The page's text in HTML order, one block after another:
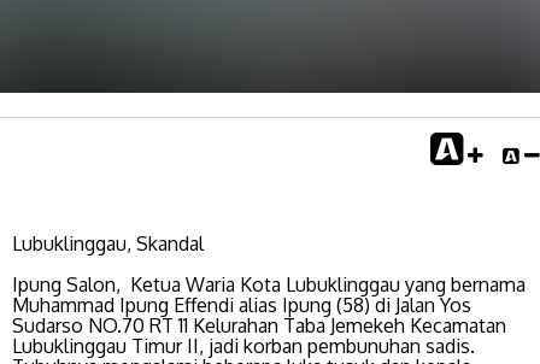
Lubuklinggau, Skandal
Ipung Salon, Ketua Waria Kota Lubuklinggau yang bernama
Muhammad Ipung Effendi alias Ipung (58) di Jalan Yos
Sudarso NO.70 RT 11 Kelurahan Taba Jemekeh Kecamatan
Lubuklinggau Timur II, jadi korban pembunuhan sadis.